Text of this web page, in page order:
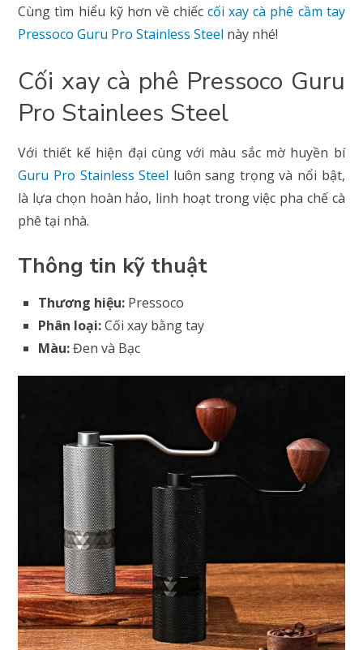
Cùng tìm hiểu kỹ hơn về chiếccối xay cà phê cầm tay
Pressoco Guru Pro Stainless Steel này nhé!
Cối xay cà phê Pressoco Guru
Pro Stainlees Steel
Với thiết kế hiện đại cùng với màu sắc mờ huyền bí
Guru Pro Stainless Steel luôn sang trọng và nổi bật,
là lựa chọn hoàn hảo, linh hoạt trong việc pha chế cà
phê tại nhà.
Thông tin kỹ thuật
Thương hiệu: Pressoco
Phân loại:Cối xay bằng tay
Màu:Đen và Bạc